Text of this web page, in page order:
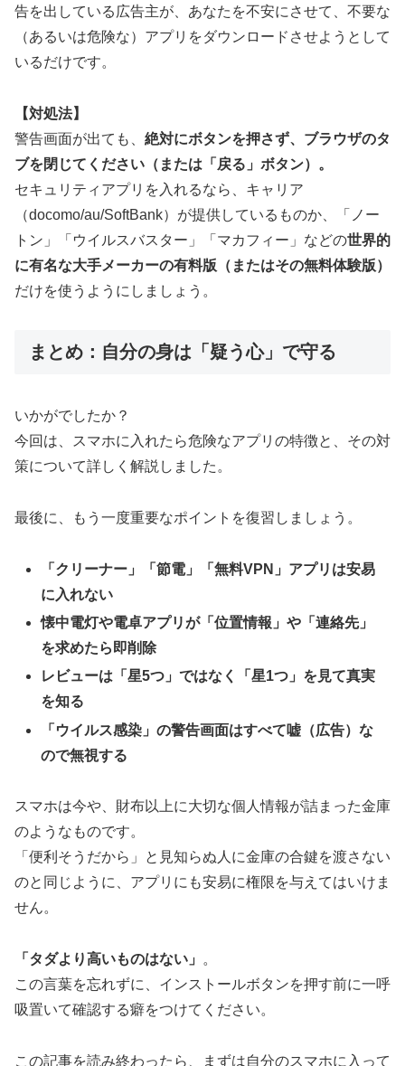
告を出している広告主が、あなたを不安にさせて、不要な
（あるいは危険な）アプリをダウンロードさせようとして
いるだけです。
【対処法】
警告画面が出ても、 絶対にボタンを押さず、ブラウザのタ
ブを閉じてください（または「戻る」ボタン）。
セキュリティアプリを入れるなら、キャリア
（docomo/au/SoftBank）が提供しているものか、「ノー
トン」「ウイルスバスター」「マカフィー」などの世界的
に有名な大手メーカーの有料版（またはその無料体験版）
だけを使うようにしましょう。
まとめ：自分の身は「疑う心」で守る
いかがでしたか？
今回は、スマホに入れたら危険なアプリの特徴と、その対
策について詳しく解説しました。
最後に、もう一度重要なポイントを復習しましょう。
「クリーナー」「節電」「無料VPN」アプリは安易
に入れない
懐中電灯や電卓アプリが「位置情報」や「連絡先」
を求めたら即削除
レビューは「星5つ」ではなく「星1つ」を見て真実
を知る
「ウイルス感染」の警告画面はすべて嘘（広告）な
ので無視する
スマホは今や、財布以上に大切な個人情報が詰まった金庫
のようなものです。
「便利そうだから」と見知らぬ人に金庫の合鍵を渡さない
のと同じように、アプリにも安易に権限を与えてはいけま
せん。
「タダより高いものはない」
。
この言葉を忘れずに、インストールボタンを押す前に一呼
吸置いて確認する癖をつけてください。
この記事を読み終わったら、まずは自分のスマホに入って